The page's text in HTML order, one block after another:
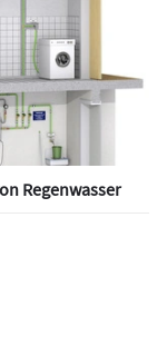
Regenwasser